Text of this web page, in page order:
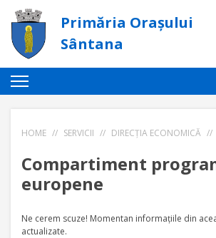
Primăria Orașului
Sântana
HOME // SERVICII // DIRECȚIA ECONOMICĂ //
Compartiment
europene
Ne cerem scuze! Momentan informațiile din
actualizate.